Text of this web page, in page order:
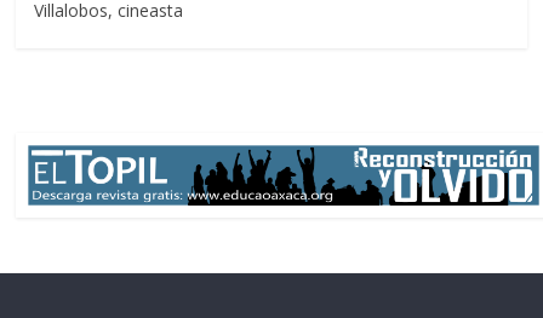
Villalobos, cineasta